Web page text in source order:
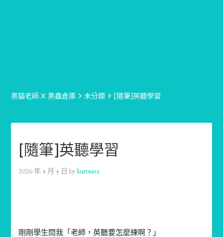
黑貓老師 X 黑蟲倉庫 >未分類 > [隨筆]英聽學習
[隨筆]英聽學習
2026 年 4 月 4 日 bykurtsunx
剛剛學生問我「老師，英聽要怎麼練啊？」